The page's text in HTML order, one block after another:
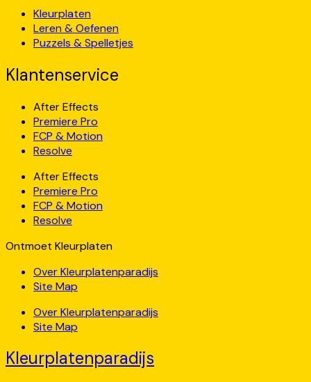
Kleurplaten
Leren & Oefenen
Puzzels & Spelletjes
Klantenservice
After Effects
Premiere Pro
FCP & Motion
Resolve
After Effects
Premiere Pro
FCP & Motion
Resolve
Ontmoet Kleurplaten
Over Kleurplatenparadijs
Site Map
Over Kleurplatenparadijs
Site Map
Kleurplatenparadijs